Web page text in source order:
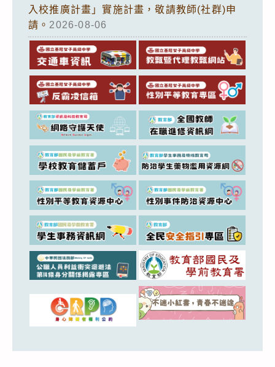
入校推廣計畫」實施計畫，敬請教師(社群)申
請。 2026-08-06